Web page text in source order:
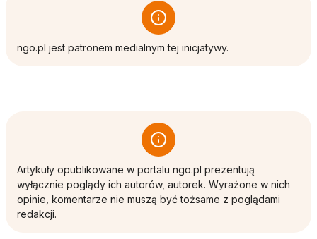
ngo.pl jest patronem medialnym tej inicjatywy.
Artykuły opublikowane w portalu ngo.pl prezentują
wyłącznie poglądy ich autorów, autorek. Wyrażone w nich
opinie, komentarze nie muszą być tożsame z poglądami
redakcji.